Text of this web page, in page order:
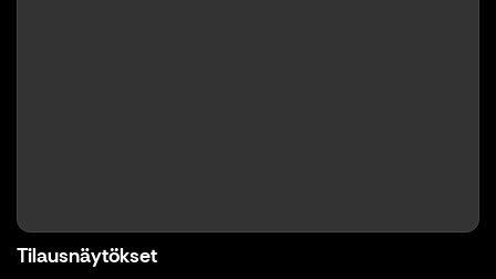
Tilausnäytökset